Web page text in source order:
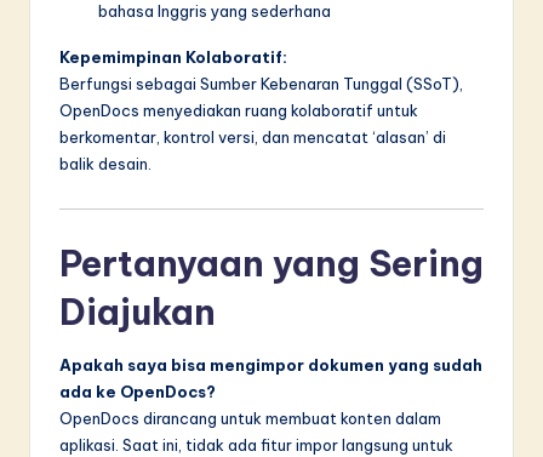
bahasa Inggris yang sederhana
Kepemimpinan Kolaboratif:
Berfungsi sebagai Sumber Kebenaran Tunggal (SSoT),
OpenDocs menyediakan ruang kolaboratif untuk
berkomentar, kontrol versi, dan mencatat ‘alasan’ di
balik desain.
Pertanyaan yang Sering
Diajukan
Apakah saya bisa mengimpor dokumen yang sudah
ada ke OpenDocs?
OpenDocs dirancang untuk membuat konten dalam
aplikasi. Saat ini, tidak ada fitur impor langsung untuk